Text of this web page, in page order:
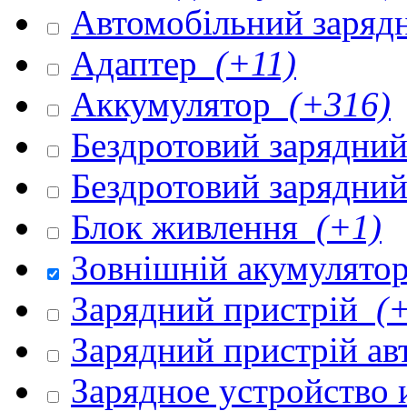
Автомобільний
Адаптер (+11)
Аккумулятор (+316)
Бездротовий
Бездротовий
Блок живлення (+1)
Зовнішній
Зарядний пристрій
Зарядний пристрій
Зарядное